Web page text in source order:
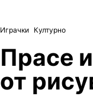
Играчки Културно
Прасе
от